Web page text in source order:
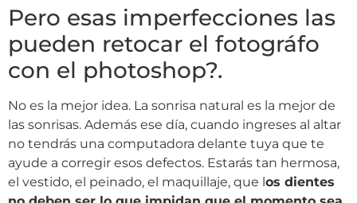
Pero esas imperfecciones las
pueden retocar el fotográfo
con el photoshop?.
No es la mejor idea. La sonrisa natural es la mejor de
las sonrisas. Además ese día, cuando ingreses al altar
no tendrás una computadora delante tuya que te
ayude a corregir esos defectos. Estarás tan hermosa,
el vestido, el peinado, el maquillaje, que l os dientes